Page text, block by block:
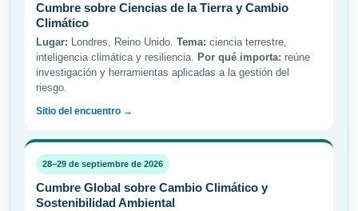
Cumbre sobre Ciencias de la Tierra y Cambio
Climático
Lugar: Londres, Reino Unido. Tema: ciencia terrestre,
inteligencia climática y resiliencia. Por qué importa: reúne
investigación y herramientas aplicadas a la gestión del
riesgo.
Sitio del encuentro →
28–29 de septiembre de 2026
Cumbre Global sobre Cambio Climático y
Sostenibilidad Ambiental